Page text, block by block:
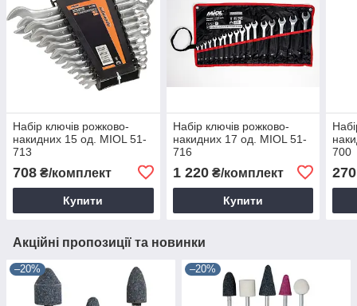
Набір ключів рожково-
накидних 15 од. MIOL 51-
713
708 ₴/комплект
Купити
Набір ключів рожково-
накидних 17 од. MIOL 51-
716
1 220₴/комплект
Купити
700
270
Акційні пропозиції та новинки
–20% –20%